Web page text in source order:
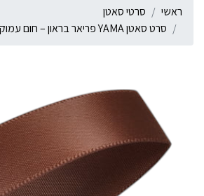
ראשי
סרטי סאטן
סרט סאטן YAMA פריאר בראון – חום עמוק עשיר​